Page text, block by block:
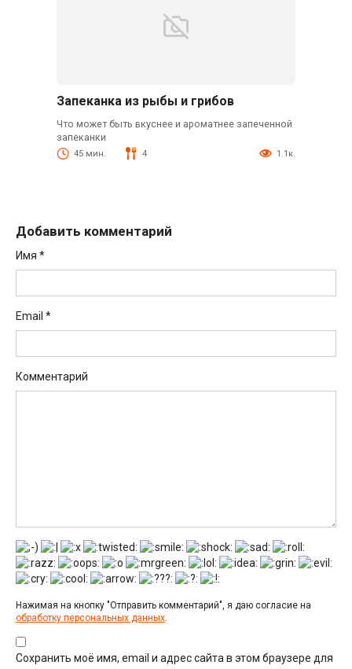
Запеканка из рыбы и грибов
Что может быть вкуснее и ароматнее запеченной
запеканки
45 мин. 4 1.1к.
Добавить комментарий
Имя *
Email *
Комментарий
Нажимая на кнопку "Отправить комментарий", я даю согласие на
обработку персональных данных.
Сохранить моё имя, email и адрес сайта в этом браузере для